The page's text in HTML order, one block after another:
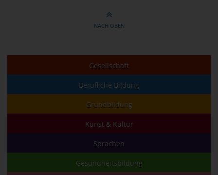
NACH OBEN
Gesellschaft
Berufliche Bildung
Grundbildung
Kunst & Kultur
Sprachen
Gesundheitsbildung